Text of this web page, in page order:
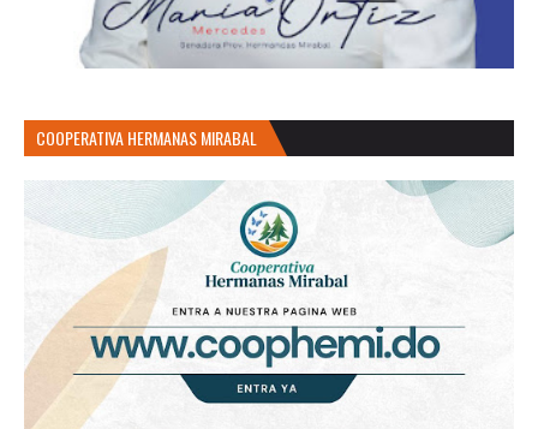
COOPERATIVA HERMANAS MIRABAL